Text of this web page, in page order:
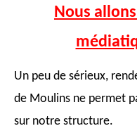
Nous
Un peu de sérieux,
de Moulins ne permet
sur notre structure.